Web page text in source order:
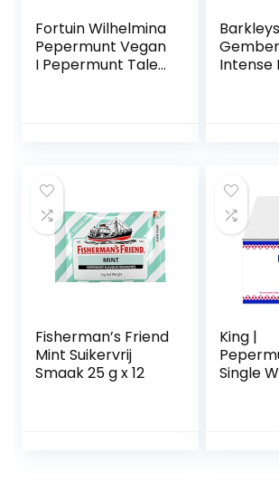
Fortuin Wilhelmina
Pepermunt Vegan
I Pepermunt Taler
Intense
Fisherman’s Friend
Mint Suikervrij
Smaak 25 g x 12
King |
Single